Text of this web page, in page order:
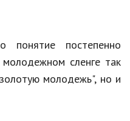
постепенно
сленге так
молодежь", но и